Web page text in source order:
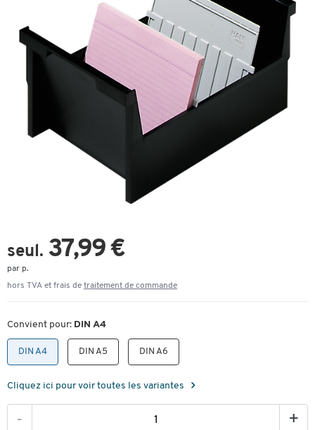
seul. 37,99 €
par p.
hors TVA et frais de traitement de commande
Convient pour: DIN A4
DIN A4 DIN A5 DIN A6
Cliquez ici pour voir toutes les variantes
- +